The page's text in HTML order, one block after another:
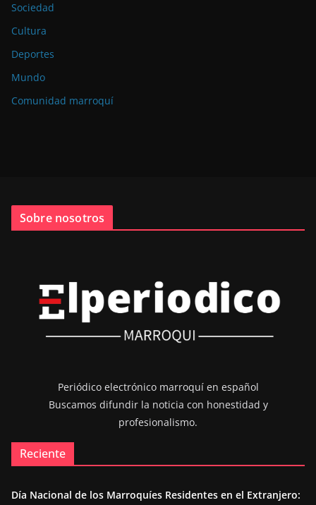
Sociedad
Cultura
Deportes
Mundo
Comunidad marroquí
Sobre nosotros
Periódico electrónico marroquí en español
Buscamos difundir la noticia con honestidad y
profesionalismo.
Reciente
Día Nacional de los Marroquíes Residentes en el Extranjero: